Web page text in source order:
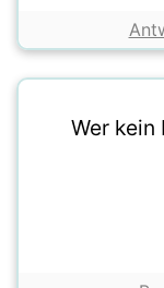
Wer kein